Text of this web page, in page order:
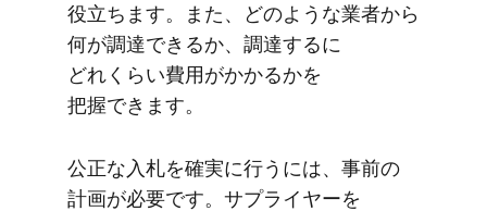
役立ちます。​また、​どのような​業者から​
何が​調達できるか、​調達するに​
どれくらい​費用が​かかるかを​
把握できます。
公正な​入札を​確実に​行うには、​事前の​
計画が​必要です。​サプライヤーを​